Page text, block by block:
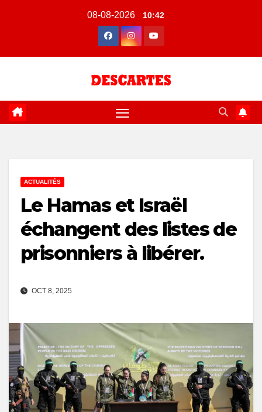
08-08-2026 10:42
ACTUALITÉS
Le Hamas et Israël
échangent des listes de
prisonniers à libérer.
OCT 8, 2025